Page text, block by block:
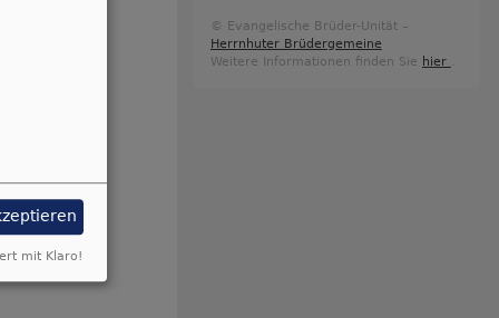
© Evangelische Brüder-Unität –
Herrnhuter Brüdergemeine
Weitere Informationen finden Sie hier .
mit Klaro!